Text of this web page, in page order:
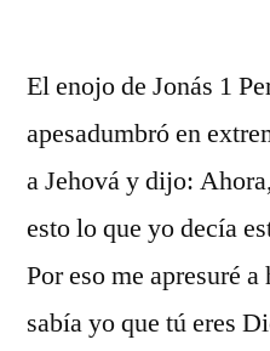
El enojo de Jonás 1
apesadumbró en
a Jehová y dijo:
esto lo que yo decía
Por eso me apresuré
sabía yo que tú eres